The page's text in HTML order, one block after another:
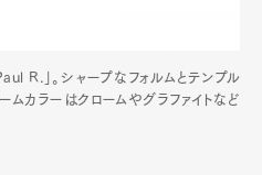
R.」。シャープなフォルムとテンプル
ムカラーはクロームやグラファイトなど